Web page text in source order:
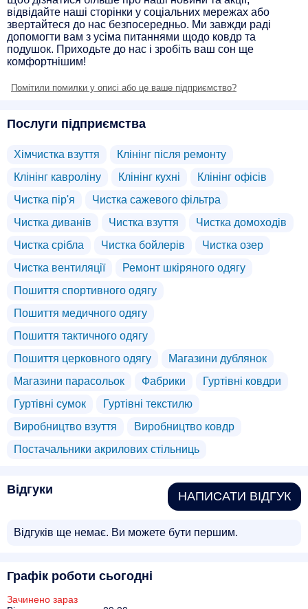
відвідайте наші сторінки у соціальних мережах або
звертайтеся до нас безпосередньо. Ми завжди раді
допомогти вам з усіма питаннями щодо ковдр та
подушок. Приходьте до нас і зробіть ваш сон ще
комфортнішим!
Помітили помилки у описі або це ваше підприємство?
Послуги підприємства
Хімчистка взуття
Клінінг після ремонту
Клінінг кавроліну
Клінінг кухні
Клінінг офісів
Чистка пір'я
Чистка сажевого фільтра
Чистка диванів
Чистка взуття
Чистка домоходів
Чистка срібла
Чистка бойлерів
Чистка озер
Чистка вентиляції
Ремонт шкіряного одягу
Пошиття спортивного одягу
Пошиття медичного одягу
Пошиття тактичного одягу
Пошиття церковного одягу
Магазини дублянок
Магазини парасольок
Фабрики
Гуртівні ковдри
Гуртівні сумок
Гуртівні текстилю
Виробництво взуття
Виробництво ковдр
Постачальники акрилових стільниць
Відгуки НАПИСАТИ ВІДГУК
Відгуків ще немає. Ви можете бути першим.
Графік роботи сьогодні
Зачинено зараз